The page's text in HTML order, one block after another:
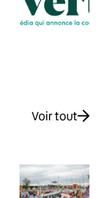
Voir tout